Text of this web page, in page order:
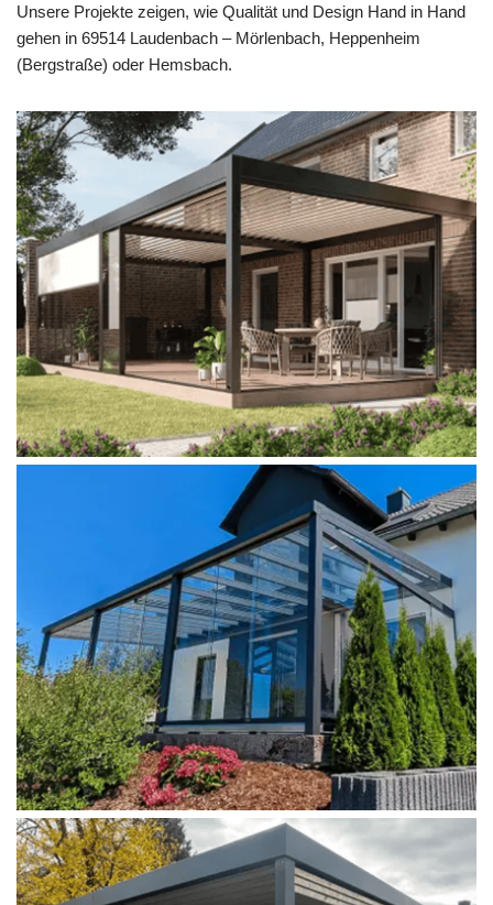
Unsere Projekte zeigen, wie Qualität und Design Hand in Hand
gehen in 69514 Laudenbach – Mörlenbach, Heppenheim
(Bergstraße) oder Hemsbach.